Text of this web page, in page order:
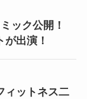
ック公開！
出演！
ィットネス二